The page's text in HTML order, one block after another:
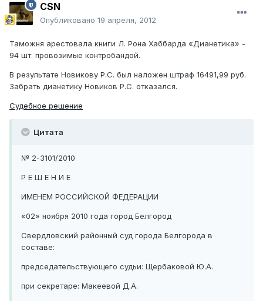
CSN
Опубликовано 19 апреля, 2012
Таможня арестовала книги Л. Рона Хаббарда «Дианетика» -
94 шт. провозимые контробандой.
В результате Новикову Р.С. был наложен штраф 16491,99 руб.
Забрать дианетику Новиков Р.С. отказался.
Судебное решение
Цитата
№ 2-3101/2010
Р Е Ш Е Н И Е
ИМЕНЕМ РОССИЙСКОЙ ФЕДЕРАЦИИ
«02» ноября 2010 года город Белгород
Свердловский районный суд города Белгорода в
составе:
председательствующего судьи: Щербаковой Ю.А.
при секретаре: Макеевой Д.А.